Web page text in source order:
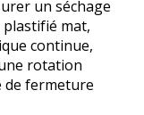
un séchage
mat,
continue,
rotation
de fermeture